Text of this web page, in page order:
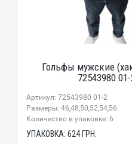
Гольфы мужские
72543980
Артикул: 72543980 01-2
Размеры: 46,48,50,52,54,56
Количество в упаковке: 6
УПАКОВКА:624 ГРН.